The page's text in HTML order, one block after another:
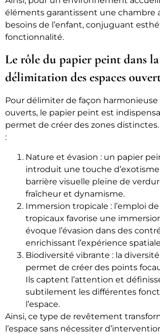
éléments garantissent une chambre
besoins de l’enfant, conjuguant
fonctionnalité.
Le rôle du papier peint dans la
délimitation des espaces
Pour délimiter de façon harmonieuse
ouverts, le papier peint est
permet de créer des zones
:
Nature et évasion : un papier
introduit une touche
barrière visuelle pleine de
fraîcheur et dynamisme.
Immersion tropicale : l’emploi
tropicaux favorise une
évoque l’évasion dans des
enrichissant l’expérience
Biodiversité vibrante : la
permet de créer des points
Ils captent l’attention et
subtilement les différentes
l’espace.
Ainsi, ce type de revêtement
l’espace sans nécessiter